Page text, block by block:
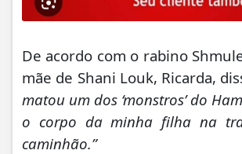
De acordo com o rabino
mãe de Shani Louk, Ricarda,
matou um dos ‘monstros’ do
o corpo da minha filha na
caminhão.”